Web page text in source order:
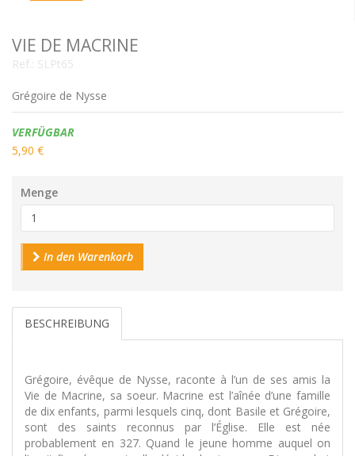
VIE DE MACRINE
Ref.: SLPt65
Grégoire de Nysse
Verfügbarkeit:
VERFÜGBAR
5,90 €
Menge
In den Warenkorb
BESCHREIBUNG
Grégoire, évêque de Nysse, raconte à l’un de ses amis la
Vie de Macrine, sa soeur. Macrine est l’aînée d’une famille
de dix enfants, parmi lesquels cinq, dont Basile et Grégoire,
sont des saints reconnus par l’Église. Elle est née
probablement en 327. Quand le jeune homme auquel on